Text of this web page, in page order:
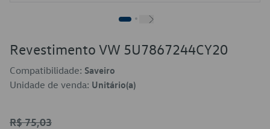
Revestimento VW 5U7867244CY20
Compatibilidade: Saveiro
Unidade de venda: Unitário(a)
R$ 75,03